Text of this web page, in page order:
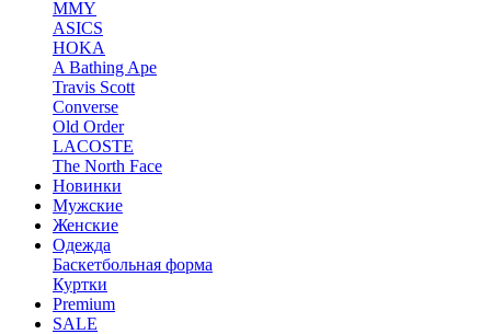
MMY
ASICS
HOKA
A Bathing Ape
Travis Scott
Converse
Old Order
LACOSTE
The North Face
Новинки
Мужские
Женские
Одежда
Баскетбольная форма
Куртки
Premium
SALE